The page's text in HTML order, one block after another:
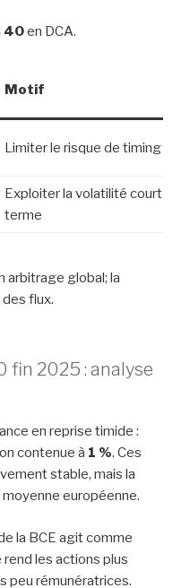
40en DCA.
Motif
Limiter le risque de timing
Exploiter la volatilité court
terme
arbitrage global; la
flux.
fin 2025 : analyse
en reprise timide :
contenue à 1 %. Ces
stable, mais la
européenne.
la BCE agit comme
rend les actions plus
peu rémunératrices.